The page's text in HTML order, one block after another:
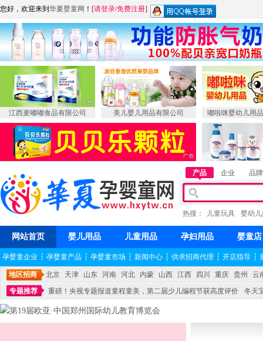
您好，欢迎来到 华夏婴童网 ！ [请登录/免费注册]
江西麦嘟嘟食品有限公司 美儿婴儿用品有限公司 嘟啦咪婴幼儿用
产品 企业 品牌
热搜： 儿童玩具 婴幼
网站首页 婴儿用品 儿童用品 孕妇用品 婴童店
孕婴童企业 ┆ 孕婴童产品 ┆ 孕婴童市场 ┆ 新闻中心 ┆ 供求招商代理 ┆ 开店指导 ┆
地区招商 北京 天津 山东 河南 河北 内蒙 山西 江西 四川 重庆 贵州
云
专题推荐
重磅！央视专题报道童程童美，第二届少儿编程节获高度评价
冬天
不能再单纯地销售产品,而要向增强服务转型,毕竟母婴产品比较特殊。”